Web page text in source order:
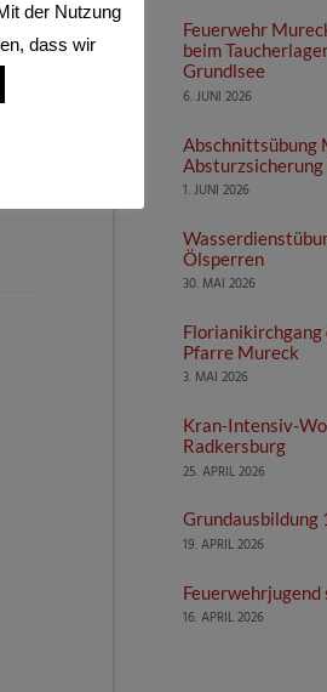
Feuerwehr
beim
Grundlsee
6. JUNI 2026
Abschnittsübung
1. JUNI 2026
Ölsperren
30. MAI 2026
Florianikirchgang
Pfarre Mureck
3. MAI 2026
Kran-Intensiv-
Radkersburg
25. APRIL 2026
Grundausbildung
19. APRIL 2026
16. APRIL 2026
der Nutzung
dass wir